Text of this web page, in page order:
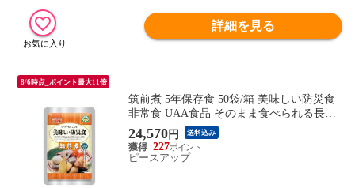
詳細を見る
8/6時点_ポイント最大11倍
筑前煮 5年保存食 50袋/箱 美味しい防災食
非常食 UAA食品 そのまま食べられる長期
常温保存食(備蓄品 おかず 非常食セット 防
災用品 企業 団体 地震 災害対策 帰宅困難
者対策）
24,570円 送料込み
227
ピースアップ